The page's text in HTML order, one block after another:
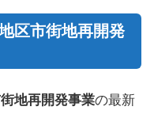
区市街地再開発
地再開発事業の最新